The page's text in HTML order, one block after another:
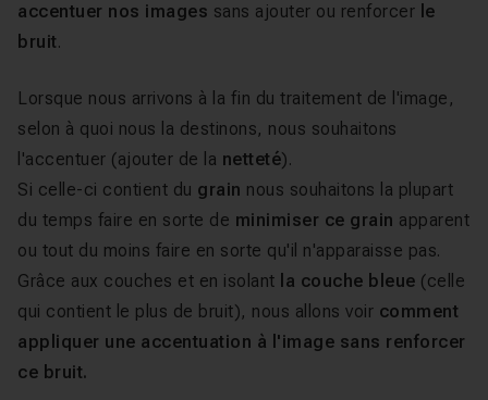
accentuer nos images sans ajouter ou renforcer le
bruit.
Lorsque nous arrivons à la fin du traitement de l'image,
selon à quoi nous la destinons, nous souhaitons
l'accentuer (ajouter de la netteté).
Si celle-ci contient du grain nous souhaitons la plupart
du temps faire en sorte de minimiser ce grain apparent
ou tout du moins faire en sorte qu'il n'apparaisse pas.
Grâce aux couches et en isolant la couche bleue (celle
qui contient le plus de bruit), nous allons voir comment
appliquer une accentuation à l'image sans renforcer
ce bruit.